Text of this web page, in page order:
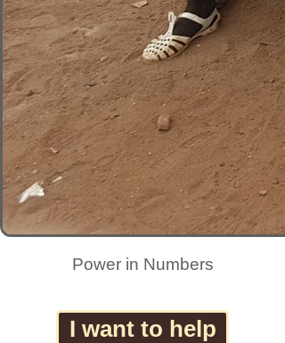
Power in Numbers
I want to help